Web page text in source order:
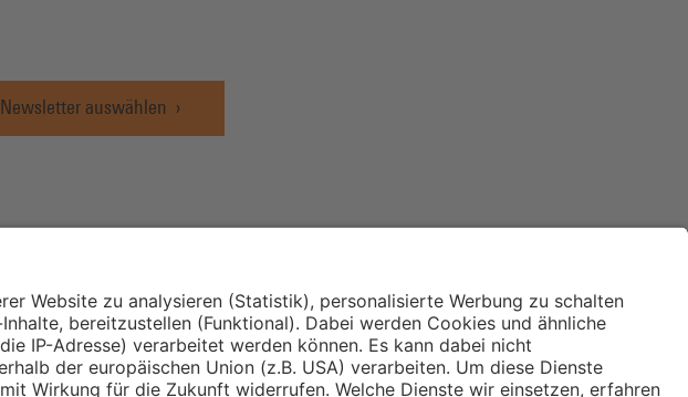
Newsletter auswählen
Wirtschafts- und
Sozialwissenschaftliches
Institut
Institut für Makroökonomie
und Konjunkturforschung